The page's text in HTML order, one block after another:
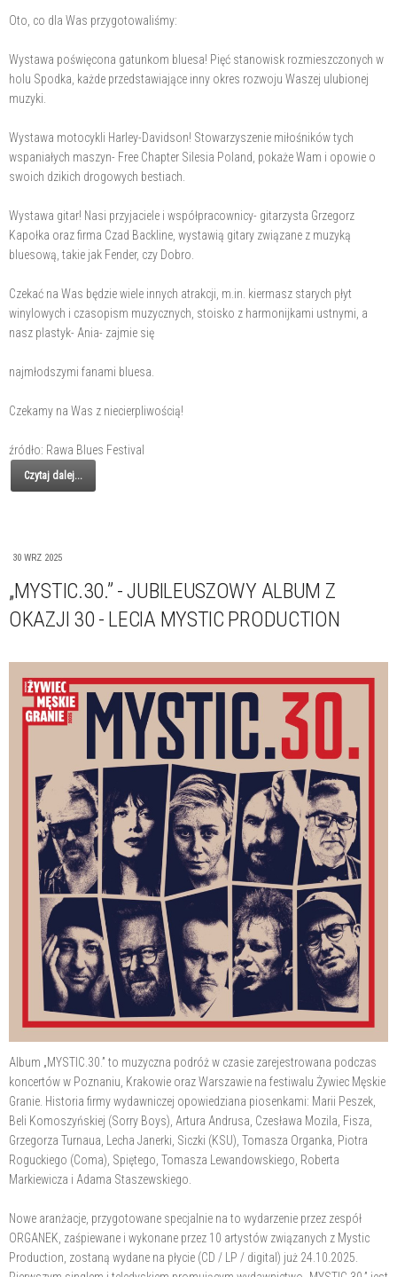
Oto, co dla Was przygotowaliśmy:
Wystawa poświęcona gatunkom bluesa! Pięć stanowisk rozmieszczonych w
holu Spodka, każde przedstawiające inny okres rozwoju Waszej ulubionej
muzyki.
Wystawa motocykli Harley-Davidson! Stowarzyszenie miłośników tych
wspaniałych maszyn- Free Chapter Silesia Poland, pokaże Wam i opowie o
swoich dzikich drogowych bestiach.
Wystawa gitar! Nasi przyjaciele i współpracownicy- gitarzysta Grzegorz
Kapołka oraz firma Czad Backline, wystawią gitary związane z muzyką
bluesową, takie jak Fender, czy Dobro.
Czekać na Was będzie wiele innych atrakcji, m.in. kiermasz starych płyt
winylowych i czasopism muzycznych, stoisko z harmonijkami ustnymi, a
nasz plastyk- Ania- zajmie się
najmłodszymi fanami bluesa.
Czekamy na Was z niecierpliwością!
źródło: Rawa Blues Festival
Czytaj dalej...
30 WRZ 2025
„MYSTIC.30.” - JUBILEUSZOWY ALBUM Z
OKAZJI 30 - LECIA MYSTIC PRODUCTION
Album „MYSTIC.30.” to muzyczna podróż w czasie zarejestrowana podczas
koncertów w Poznaniu, Krakowie oraz Warszawie na festiwalu Żywiec Męskie
Granie. Historia firmy wydawniczej opowiedziana piosenkami: Marii Peszek,
Beli Komoszyńskiej (Sorry Boys), Artura Andrusa, Czesława Mozila, Fisza,
Grzegorza Turnaua, Lecha Janerki, Siczki (KSU), Tomasza Organka, Piotra
Roguckiego (Coma), Spiętego, Tomasza Lewandowskiego, Roberta
Markiewicza i Adama Staszewskiego.
Nowe aranżacje, przygotowane specjalnie na to wydarzenie przez zespół
ORGANEK, zaśpiewane i wykonane przez 10 artystów związanych z Mystic
Production, zostaną wydane na płycie (CD / LP / digital) już 24.10.2025.